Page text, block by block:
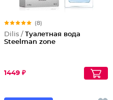
(8)
Dilis / Туалетная вода
Steelman zone
1449 ₽